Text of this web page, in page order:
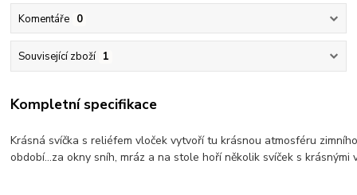
Komentáře 0
Související zboží 1
Kompletní specifikace
Krásná svíčka s reliéfem vloček vytvoří tu krásnou atmosféru
období...za okny sníh, mráz a na stole hoří několik svíček s krásnými